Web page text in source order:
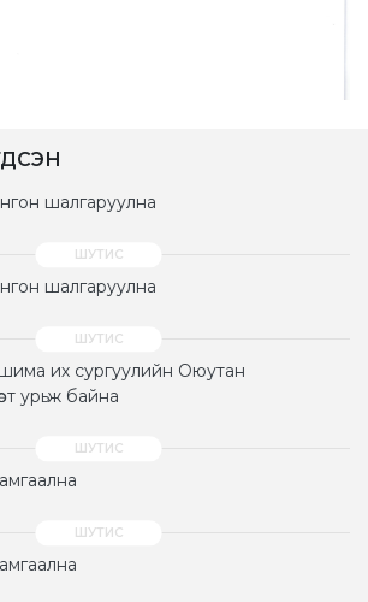
шалгаруулна
шалгаруулна
их сургуулийн Оюутан
урьж байна